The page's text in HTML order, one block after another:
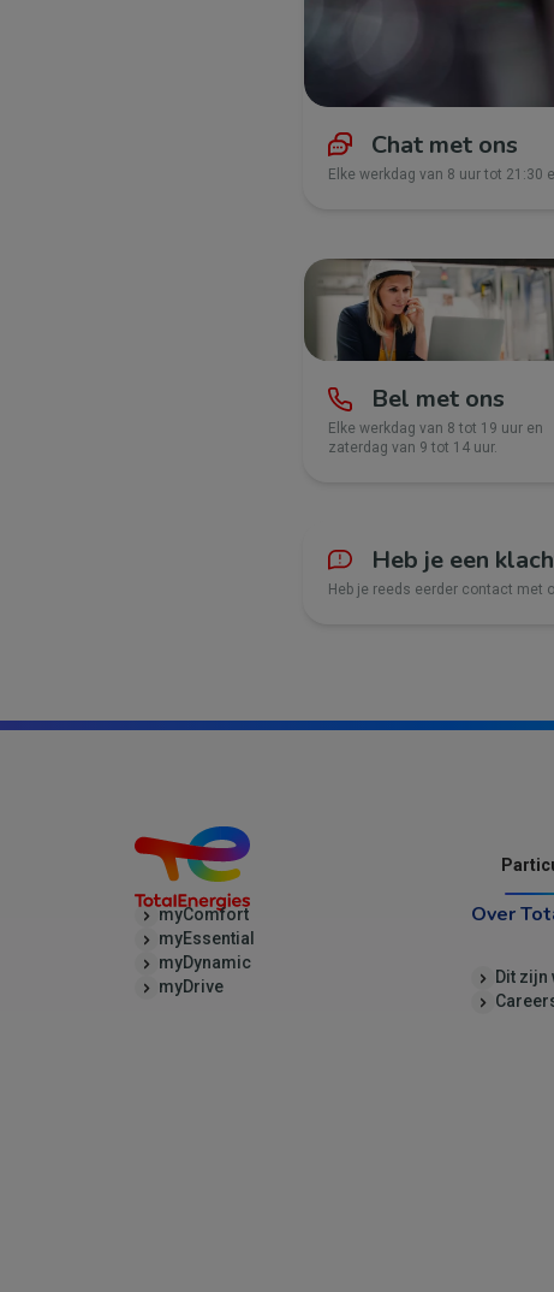
Chat met ons
Elke werkdag van 8 uur tot 21:30
Bel met ons
Elke werkdag van 8 tot 19 uur en
zaterdag van 9 tot 14 uur.
Heb je een
Heb je reeds eerder contact met
myComfort
myEssential
myDynamic
myDrive
Over
Dit zijn